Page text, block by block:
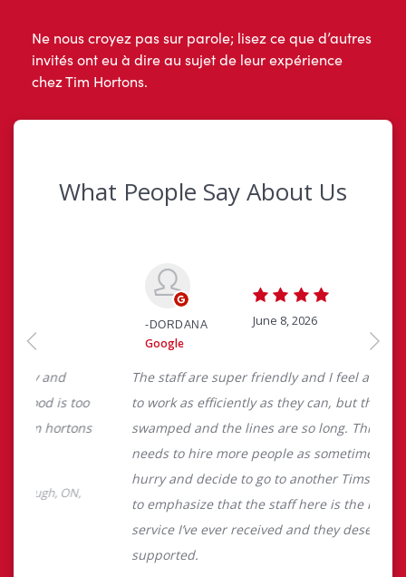
Ne nous croyez pas sur parole; lisez ce que d’autres
invités ont eu à dire au sujet de leur expérience
chez Tim Hortons.